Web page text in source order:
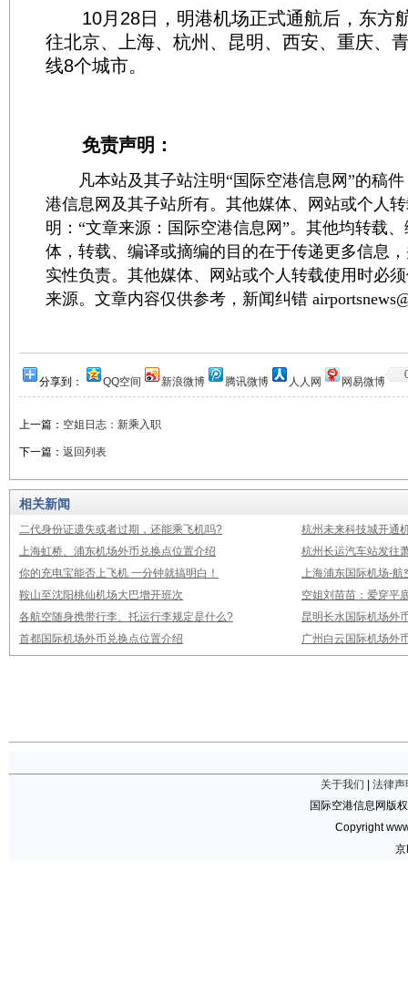
10月28日，明港机场正式通航后，东方
往北京、上海、杭州、昆明、西安、重庆、
线8个城市。
免责声明：
凡本站及其子站注明“国际空港信息网”的稿件
港信息网及其子站所有。其他媒体、网站或个人
明：“文章来源：国际空港信息网”。其他均转载
体，转载、编译或摘编的目的在于传递更多信息
实性负责。其他媒体、网站或个人转载使用时必
来源。文章内容仅供参考，新闻纠错
分享到： QQ空间 新浪微博 腾讯微博 人人网 网易微博
上一篇： 空姐日志：新乘入职
下一篇： 返回列表
相关新闻
二代身份证遗失或者过期，还能乘飞机吗?
杭州未来科技城开通
上海虹桥、浦东机场外币兑换点位置介绍
杭州长运汽车站发往
你的充电宝能否上飞机 一分钟就搞明白！
上海浦东国际机场-航
鞍山至沈阳桃仙机场大巴增开班次
空姐刘苗苗：爱穿平
各航空随身携带行李、托运行李规定是什么?
昆明长水国际机场外
首都国际机场外币兑换点位置介绍
广州白云国际机场外
关于我们
法律声
国际空港信息网版
Copyright